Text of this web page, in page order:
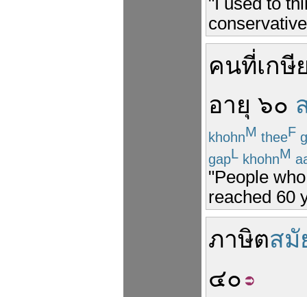
คนที่เก
อายุ ๖๐
khohnM theeF
gapL khohnM
"People
reached 60
ภาษิตสมั
๔๐